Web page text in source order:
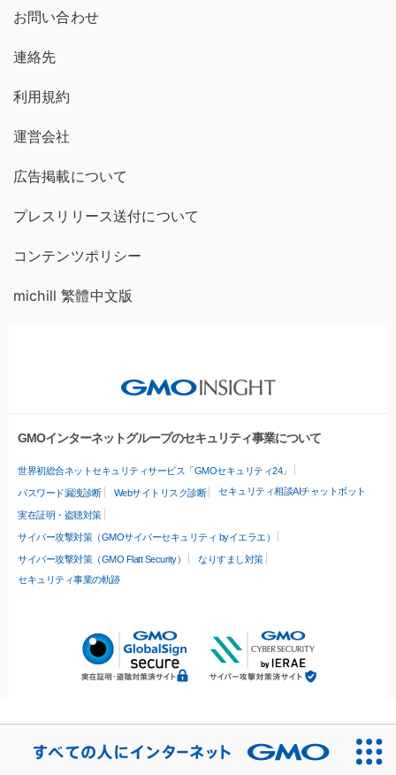
お問い合わせ
連絡先
利用規約
運営会社
広告掲載について
プレスリリース送付について
コンテンツポリシー
michill 繁體中文版
GMOインターネットグループのセキュリティ事業について
世界初総合ネットセキュリティサービス「GMOセキュリティ24」
パスワード漏洩診断 Webサイトリスク診断 セキュリティ相談AIチャットボット
実在証明・盗聴対策
サイバー攻撃対策（GMOサイバーセキュリティ byイエラエ）
サイバー攻撃対策（GMO Flatt Security）
なりすまし対策
セキュリティ事業の軌跡